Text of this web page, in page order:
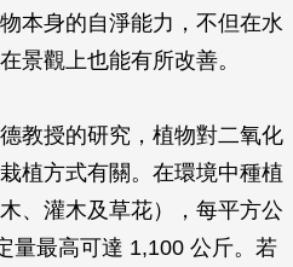
本身的自淨能力，不但在水
景觀上也能有所改善。
教授的研究，植物對二氧化
植方式有關。在環境中種植
、灌木及草花），每平方公
量最高可達 1,100 公斤。若